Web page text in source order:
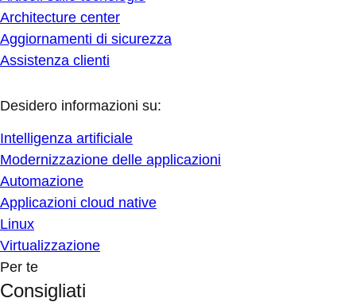
Architecture center
Aggiornamenti di sicurezza
Assistenza clienti
Desidero informazioni su:
Intelligenza artificiale
Modernizzazione delle applicazioni
Automazione
Applicazioni cloud native
Linux
Virtualizzazione
Per te
Consigliati